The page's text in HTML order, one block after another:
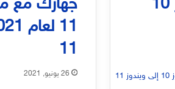
11 .. تحديث ويندوز 10
جهازك مع
11
26 يونيو, 2021